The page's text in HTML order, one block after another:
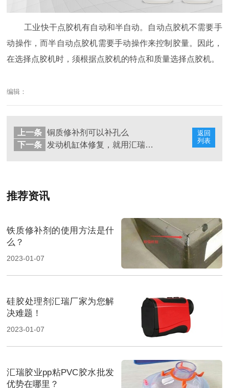
工业快干点胶机有自动和半自动。自动点胶机不需要手
动操作，而半自动点胶机需要手动操作来控制胶量。因此，
在选择点胶机时，须根据点胶机的特点和质量选择点胶机。
编辑：
返回
列表
上一条
铜质修补剂可以补孔么
下一条
发动机缸体修复，就用汇瑞耐高温修复胶水
推荐资讯
铁质修补剂的使用方法是什
么？
2023-01-07
硅胶处理剂汇瑞厂家为您解
决难题！
2023-01-07
汇瑞胶业pp粘PVC胶水批发
优势在哪里？